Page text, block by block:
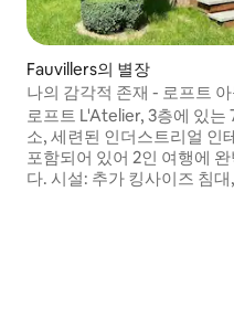
Fauvillers의 별장
나의 감각적 존재 - 로프트
포함
로프트 L'Atelier, 3층에 있는
소, 세련된 인더스트리얼 인
포함되어 있어 2인 여행에
다. 시설: 추가 킹사이즈 침